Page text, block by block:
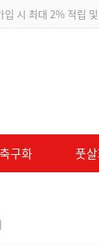
입 시 최대 2% 적립
축구화 풋